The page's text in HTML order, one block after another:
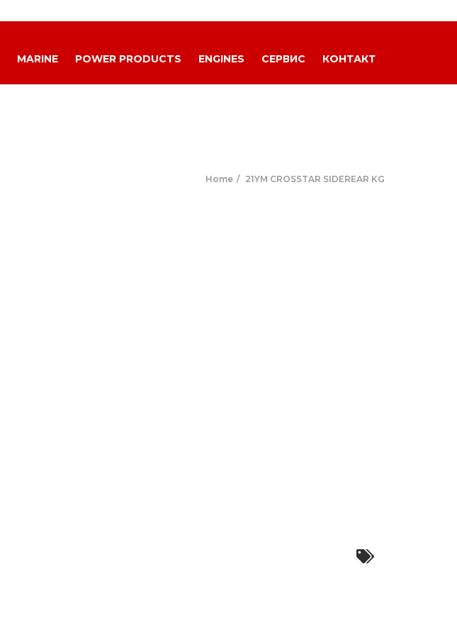
MARINE POWER PRODUCTS ENGINES СЕРВИС КОНТАКТ
Home 21YM CROSSTAR SIDEREAR KG